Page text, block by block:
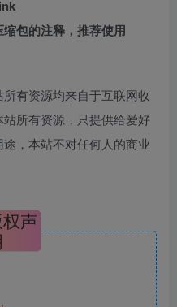
包的注释，推荐使用
有资源均来自于互联网收
所有资源，只提供给爱好
，本站不对任何人的商业
声